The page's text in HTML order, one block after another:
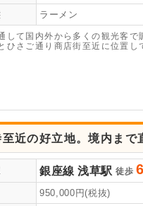
ラーメン
して国内外から多くの観光客
ひさご通り商店街至近に位置
また14.5坪と店舗運営しやす
、茹で麺機等、汎用性の高い
ですので、お早めにお問い合わ
近の好立地。境内まで
銀座線 浅草駅 徒歩 6
950,000 円(税抜)